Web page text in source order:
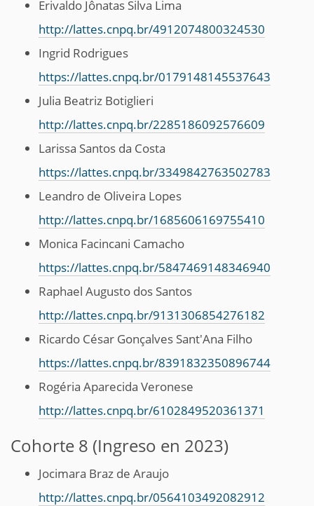
Erivaldo Jônatas Silva Lima
http://lattes.cnpq.br/4912074800324530
Ingrid Rodrigues
https://lattes.cnpq.br/0179148145537643
Julia Beatriz Botiglieri
http://lattes.cnpq.br/2285186092576609
Larissa Santos da Costa
https://lattes.cnpq.br/3349842763502783
Leandro de Oliveira Lopes
http://lattes.cnpq.br/1685606169755410
Monica Facincani Camacho
https://lattes.cnpq.br/5847469148346940
Raphael Augusto dos Santos
http://lattes.cnpq.br/9131306854276182
Ricardo César Gonçalves Sant'Ana Filho
https://lattes.cnpq.br/8391832350896744
Rogéria Aparecida Veronese
http://lattes.cnpq.br/6102849520361371
Cohorte 8 (Ingreso en 2023)
Jocimara Braz de Araujo
http://lattes.cnpq.br/0564103492082912